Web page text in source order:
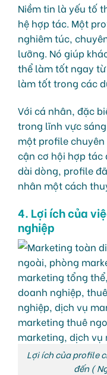
Niềm tin là yếu tố
hệ hợp tác. Một
nghiêm túc,
lưỡng. Nó giúp
thể làm tốt ngay
làm tốt trong các
Với cá nhân, đặc
trong lĩnh vực
một profile
cận cơ hội hợp tác
dài dòng, profile
nhân một cách
4. Lợi ích của
nghiệp
Lợi ích của profile
đến (